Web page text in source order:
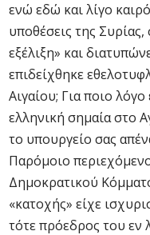
ενώ εδώ και λίγο
υποθέσεις της
εξέλιξη» και
επιδείχθηκε
Αιγαίου; Για ποιο
ελληνική σημαία στο
το υπουργείο σας
Παρόμοιο
Δημοκρατικού
«κατοχής» είχε
τότε πρόεδρος του